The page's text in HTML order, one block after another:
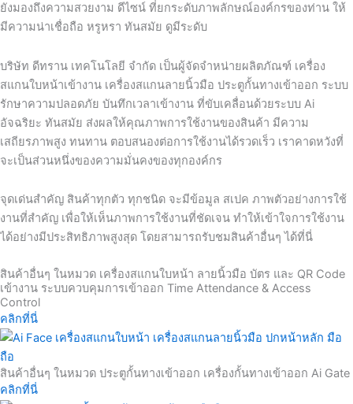
ยังมองถึงความสวยงาม ดีไซน์ ที่ยกระดับภาพลักษณ์องค์กรของท่าน ให้
มีความน่าเชื่อถือ หรูหรา ทันสมัย ดูมีระดับ
บริษัท ดีทราน เทคโนโลยี จำกัด เป็นผู้จัดจำหน่ายผลิตภัณฑ์ เครื่อง
สแกนใบหน้าเข้างาน เครื่องสแกนลายนิ้วมือ ประตูกั้นทางเข้าออก ระบบ
รักษาความปลอดภัย บันทึกเวลาเข้างาน ที่ขับเคลื่อนด้วยระบบ Ai
อัจฉริยะ ทันสมัย ส่งผลให้คุณภาพการใช้งานของสินค้า มีความ
เสถียรภาพสูง ทนทาน ตอบสนองต่อการใช้งานได้รวดเร็ว เราคาดหวังที่
จะเป็นส่วนหนึ่งของความมั่นคงของทุกองค์กร
จุดเด่นสำคัญ สินค้าทุกตัว ทุกชนิด จะมีข้อมูล สเปค ภาพตัวอย่างการใช้
งานที่สำคัญ เพื่อให้เห็นภาพการใช้งานที่ชัดเจน ทำให้เข้าใจการใช้งาน
ได้อย่างมีประสิทธิภาพสูงสุด โดยสามารถรับชมสินค้าอื่นๆ ได้ที่นี่
สินค้าอื่นๆ ในหมวด เครื่องสแกนใบหน้า ลายนิ้วมือ บัตร และ QR Code
เข้างาน ระบบควบคุมการเข้าออก Time Attendance & Access
Control
คลิกที่นี่
สินค้าอื่นๆ ในหมวด ประตูกั้นทางเข้าออก เครื่องกั้นทางเข้าออก Ai Gate
คลิกที่นี่